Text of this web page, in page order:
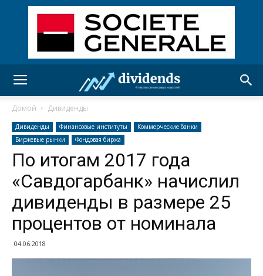
Домой Дивиденды
Дивиденды Финансовые институты
Коммерческие банки
Биржевые рынки
Фондовая биржа
По итогам 2017 года
«Савдогарбанк» начислил
дивиденды в размере 25
процентов от номинала
04.06.2018